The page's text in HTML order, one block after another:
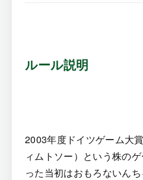
ルール説明
2003年度ドイツゲーム大
ィムトソー）という株の
った当初はおもろないん